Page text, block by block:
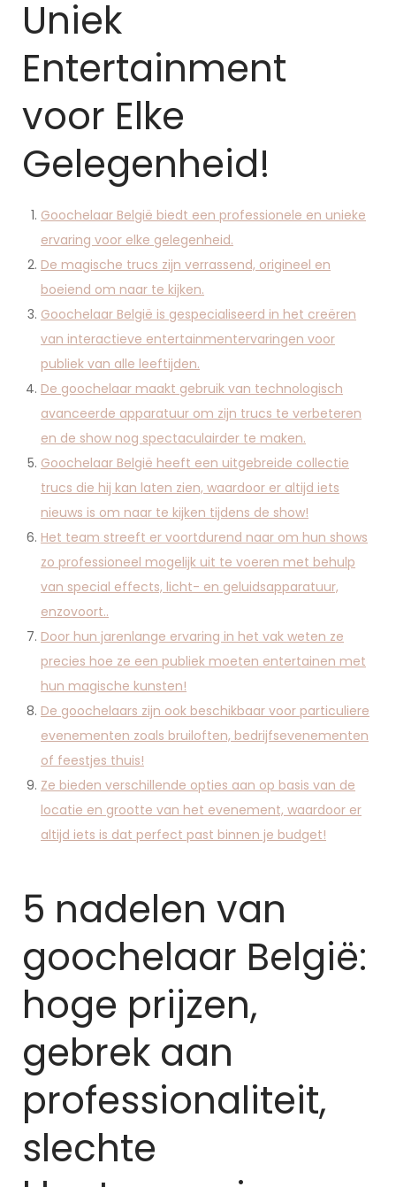
Uniek
Entertainment
voor Elke
Gelegenheid!
Goochelaar België biedt een professionele en unieke
ervaring voor elke gelegenheid.
De magische trucs zijn verrassend, origineel en
boeiend om naar te kijken.
Goochelaar België is gespecialiseerd in het creëren
van interactieve entertainmentervaringen voor
publiek van alle leeftijden.
De goochelaar maakt gebruik van technologisch
avanceerde apparatuur om zijn trucs te verbeteren
en de show nog spectaculairder te maken.
Goochelaar België heeft een uitgebreide collectie
trucs die hij kan laten zien, waardoor er altijd iets
nieuws is om naar te kijken tijdens de show!
Het team streeft er voortdurend naar om hun shows
zo professioneel mogelijk uit te voeren met behulp
van special effects, licht- en geluidsapparatuur,
enzovoort..
Door hun jarenlange ervaring in het vak weten ze
precies hoe ze een publiek moeten entertainen met
hun magische kunsten!
De goochelaars zijn ook beschikbaar voor particuliere
evenementen zoals bruiloften, bedrijfsevenementen
of feestjes thuis!
Ze bieden verschillende opties aan op basis van de
locatie en grootte van het evenement, waardoor er
altijd iets is dat perfect past binnen je budget!
5 nadelen van
goochelaar België:
hoge prijzen,
gebrek aan
professionaliteit,
slechte